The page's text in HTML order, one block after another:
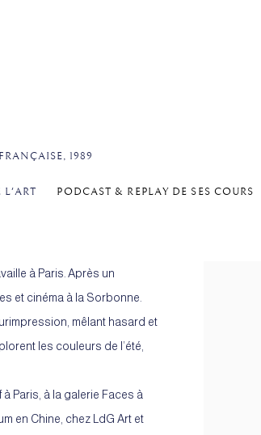
FRANÇAISE, 1989
L'ART PODCAST & REPLAY DE SES COURS
à Paris. Après un
et cinéma à la Sorbonne.
mêlant hasard et
les couleurs de l’été,
Paris, à la galerie Faces à
en Chine, chez LdG Art et